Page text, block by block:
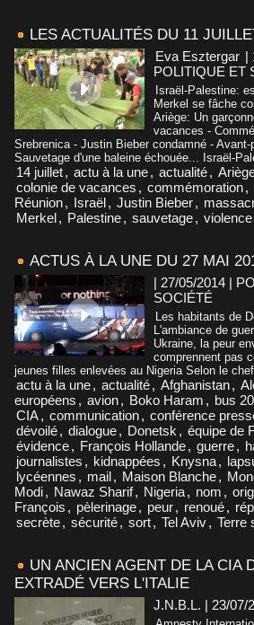
LES ACTUALITÉS DU 11
Eva Esztergar |
POLITIQUE ET
Israël-Palestine:
Merkel se fâche
Ariège: Un
vacances -
Srebrenica - Justin Bieber condamné -
Sauvetage d'une baleine échouée... Israël-
14 juillet, actu à la une, actualité,
colonie de vacances , commémoration,
Réunion, Israël, Justin Bieber,
Merkel, Palestine, sauvetage, violence
ACTUS À LA UNE DU 27 MAI
| 27/05/2014 |
SOCIÉTÉ
Les habitants de
L'ambiance de
Ukraine, la peur
comprennent pas
jeunes filles enlevées au Nigeria Selon le chef
actu à la une, actualité, Afghanistan,
européens , avion, Boko Haram , bus
CIA, communication, conférence
dévoilé, dialogue, Donetsk , équipe de
évidence, François Hollande, guerre,
journalistes , kidnappées , Knysna,
lycéennes , mail, Maison Blanche,
Modi, Nawaz Sharif, Nigeria, nom ,
François , pèlerinage, peur, renoué,
secrète, sécurité, sort, Tel Aviv, Terre
UN ANCIEN AGENT DE LA CIA
EXTRADÉ VERS L'ITALIE
J.N.B.L. | 23/07/